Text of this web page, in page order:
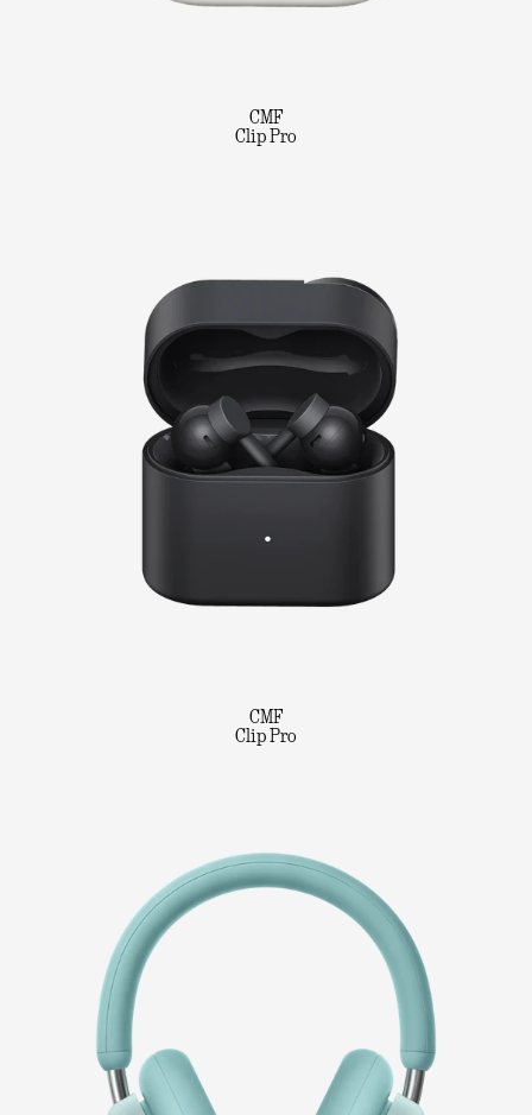
CMF
Clip Pro
CMF
Clip Pro